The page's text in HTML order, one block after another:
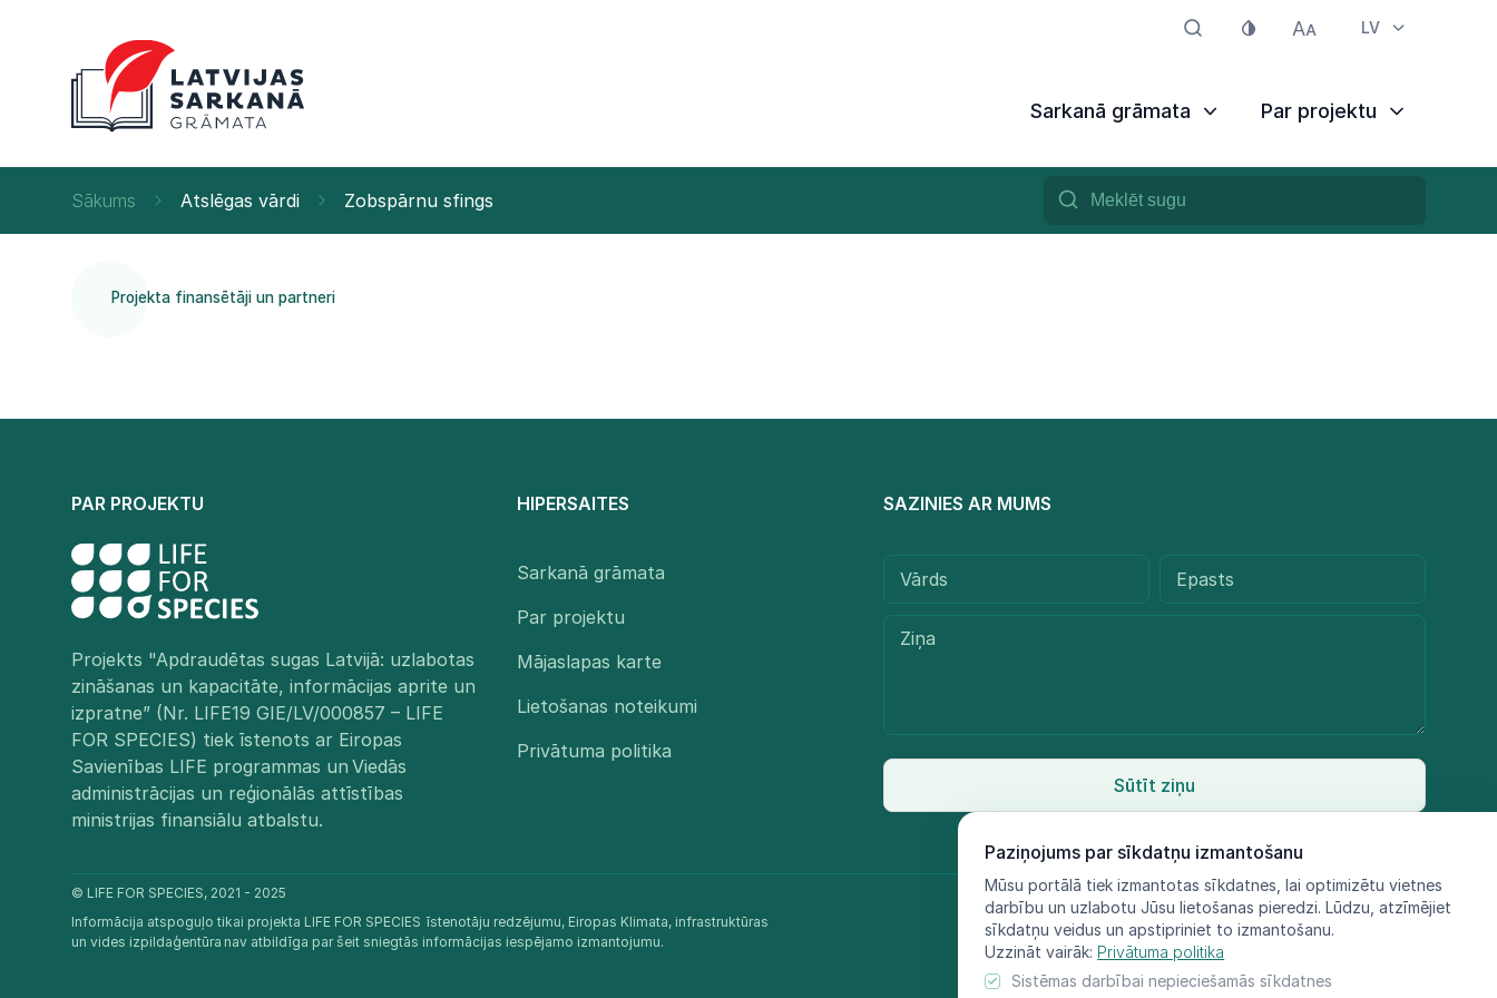
LV
Sarkanā grāmata Par projektu
Paziņojums par sīkdatņu izmantošanu
Mūsu portālā tiek izmantotas sīkdatnes, lai optimizētu vietnes
darbību un uzlabotu Jūsu lietošanas pieredzi. Lūdzu, atzīmējiet
sīkdatņu veidus un apstipriniet to izmantošanu.
Uzzināt vairāk: Privātuma politika
Sistēmas darbībai nepieciešamās sīkdatnes
Sākums Atslēgas vārdi Zobspārnu sfings
Projekta finansētāji un partneri
PAR PROJEKTU
Projekts "Apdraudētas sugas Latvijā: uzlabotas
zināšanas un kapacitāte, informācijas aprite un
izpratne” (Nr. LIFE19 GIE/LV/000857 – LIFE
FOR SPECIES) tiek īstenots ar Eiropas
Savienības LIFE programmas un Viedās
administrācijas un reģionālās attīstības
ministrijas finansiālu atbalstu.​
HIPERSAITES
Sarkanā grāmata
Par projektu
Mājaslapas karte
Lietošanas noteikumi
Privātuma politika
SAZINIES AR MUMS
Sūtīt ziņu
© LIFE FOR SPECIES, 2021 - 2025
Informācija atspoguļo tikai projekta LIFE FOR SPECIES īstenotāju redzējumu, Eiropas Klimata, infrastruktūras
un vides izpildaģentūra nav atbildīga par šeit sniegtās informācijas iespējamo izmantojumu.​